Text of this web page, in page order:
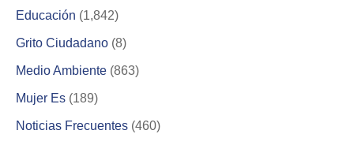
Educación (1,842)
Grito Ciudadano (8)
Medio Ambiente (863)
Mujer Es (189)
Noticias Frecuentes (460)